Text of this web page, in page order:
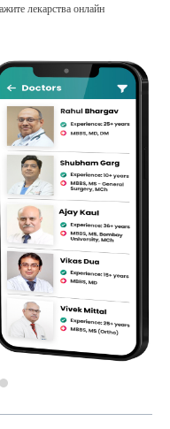
лекарства онлайн